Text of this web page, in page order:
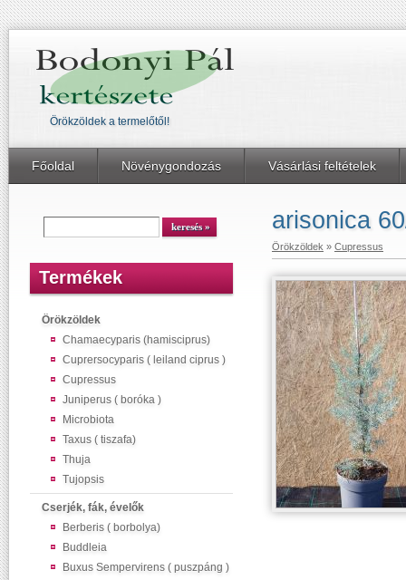
Örökzöldek a termelőtől!
Főoldal Növénygondozás Vásárlási feltételek
Termékek
Örökzöldek
Chamaecyparis (hamisciprus)
Cuprersocyparis ( leiland ciprus )
Cupressus
Juniperus ( boróka )
Microbiota
Taxus ( tiszafa)
Thuja
Tujopsis
Cserjék, fák, évelők
Berberis ( borbolya)
Buddleia
Buxus Sempervirens ( puszpáng )
arisonica
Örökzöldek » Cupressus